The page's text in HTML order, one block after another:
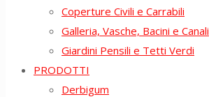
Coperture Civili e Carrabili
Galleria, Vasche, Bacini e Canali
Giardini Pensili e Tetti Verdi
PRODOTTI
Derbigum